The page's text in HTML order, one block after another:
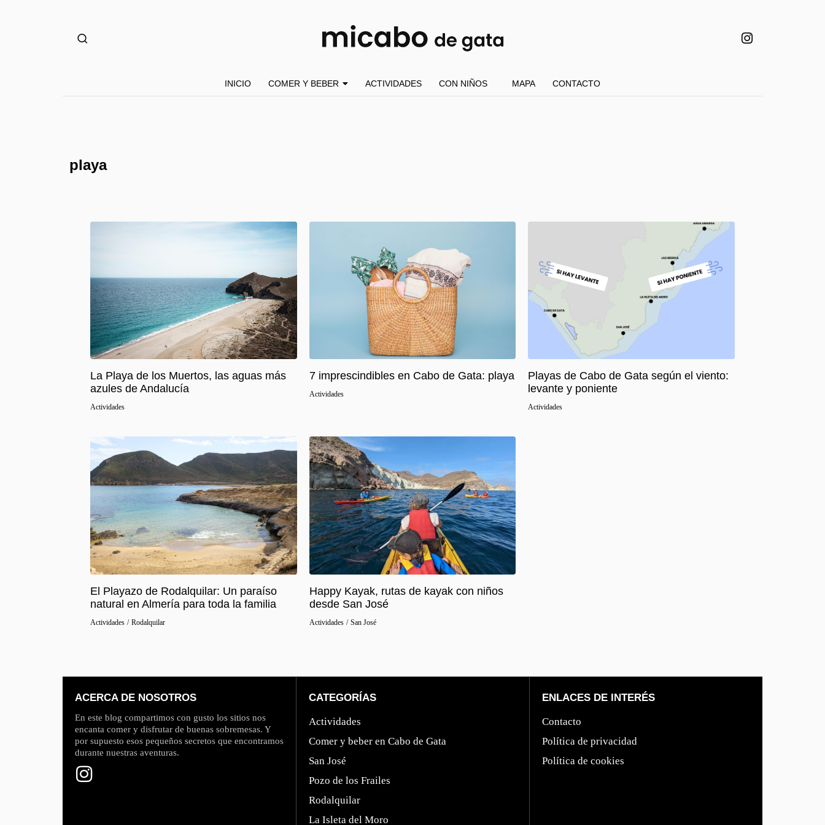
INICIO COMER Y BEBER ACTIVIDADES CON NIÑOS MAPA CONTACTO
playa
La Playa de los Muertos, las aguas más
azules de Andalucía
Actividades
7 imprescindibles en Cabo de Gata: playa
Actividades
Playas de Cabo de Gata según el viento:
levante y poniente
Actividades
El Playazo de Rodalquilar: Un paraíso
natural en Almería para toda la familia
Actividades / Rodalquilar
Happy Kayak, rutas de kayak con niños
desde San José
Actividades / San José
ACERCA DE NOSOTROS
En este blog compartimos con gusto los sitios nos
encanta comer y disfrutar de buenas sobremesas. Y
por supuesto esos pequeños secretos que encontramos
durante nuestras aventuras.
CATEGORÍAS
Actividades
Comer y beber en Cabo de Gata
San José
Pozo de los Frailes
Rodalquilar
La Isleta del Moro
ENLACES DE INTERÉS
Contacto
Política de privacidad
Política de cookies